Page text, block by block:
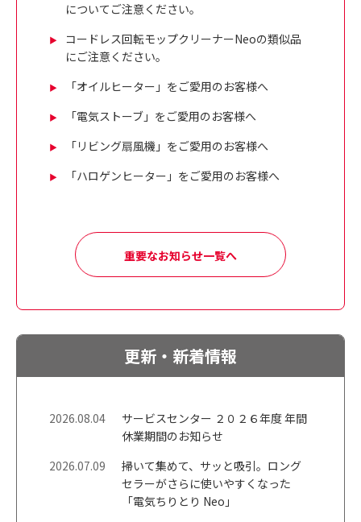
についてご注意ください。
コードレス回転モップクリーナーNeoの類似品
にご注意ください。
「オイルヒーター」をご愛用のお客様へ
「電気ストーブ」をご愛用のお客様へ
「リビング扇風機」をご愛用のお客様へ
「ハロゲンヒーター」をご愛用のお客様へ
重要なお知らせ一覧へ
更新・新着情報
2026.08.04
サービスセンター ２０２６年度 年間
休業期間のお知らせ
2026.07.09
掃いて集めて、サッと吸引。ロング
セラーがさらに使いやすくなった
「電気ちりとり Neo」